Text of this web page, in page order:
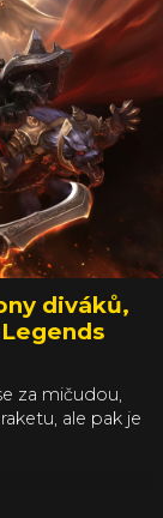
diváků,
za mičudou,
ale pak je
2019.